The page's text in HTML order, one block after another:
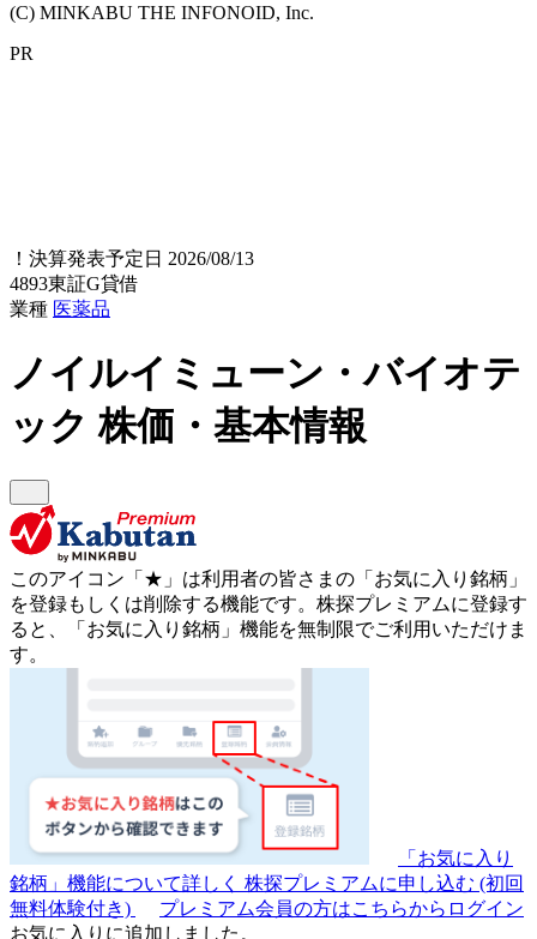
(C) MINKABU THE INFONOID, Inc.
PR
！ 決算発表予定日 2026/08/13
4893東証G貸借
業種 医薬品
ノイルイミューン・バイオテ
ック株価・基本情報
このアイコン 「★」 は利用者の皆さまの 「お気に入り銘柄」
を登録もしくは削除する機能です。 株探プレミアムに登録す
ると、「お気に入り銘柄」機能を無制限でご利用いただけま
す。
「お気に入り
銘柄」機能について詳しく 株探プレミアムに申し込む (初回
無料体験付き)
プレミアム会員の方はこちらからログイン
お気に入りに追加しました。